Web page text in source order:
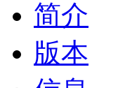
简介
版本